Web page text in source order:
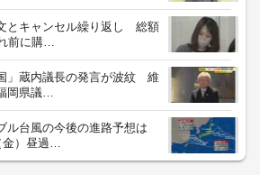
とキャンセル繰り返し 総額
前に購…
」蔵内議長の発言が波紋 維
岡県議…
ル台風の今後の進路予想は
金）昼過…